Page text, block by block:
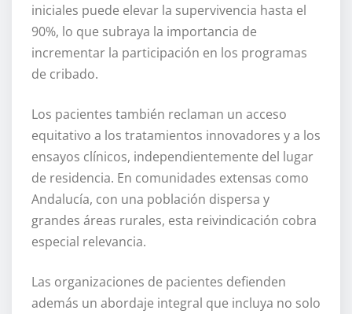
iniciales puede elevar la supervivencia hasta el
90%, lo que subraya la importancia de
incrementar la participación en los programas
de cribado.
Los pacientes también reclaman un acceso
equitativo a los tratamientos innovadores y a los
ensayos clínicos, independientemente del lugar
de residencia. En comunidades extensas como
Andalucía, con una población dispersa y
grandes áreas rurales, esta reivindicación cobra
especial relevancia.
Las organizaciones de pacientes defienden
además un abordaje integral que incluya no solo